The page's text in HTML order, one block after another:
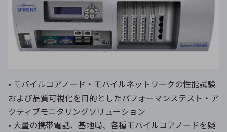
• モバイルコアノード・モバイルネットワークの性能試験
および品質可視化を目的としたパフォーマンステスト・ア
クティブモニタリングソリューション
• 大量の携帯電話、基地局、各種モバイルコアノードを疑